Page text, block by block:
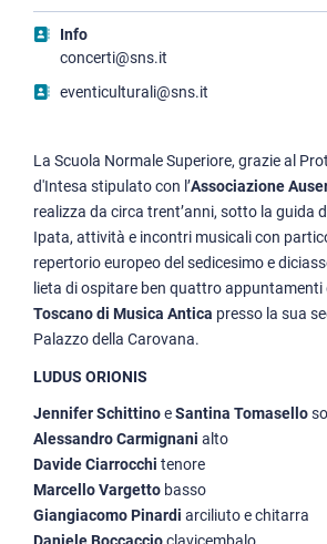
Info
concerti@sns.it
eventiculturali@sns.it
La Scuola Normale Superiore, grazie al
d'Intesa stipulato con l’Associazione
realizza da circa trent’anni, sotto la guida
Ipata, attività e incontri musicali con
repertorio europeo del sedicesimo e
lieta di ospitare ben quattro appuntamenti
Toscano di Musica Antica presso la sua
Palazzo della Carovana.
LUDUS ORIONIS
Jennifer SchittinoeSantina Tomasello
Alessandro Carmignani alto
Davide Ciarrocchi tenore
Marcello Vargetto basso
Giangiacomo Pinardi arciliuto e chitarra